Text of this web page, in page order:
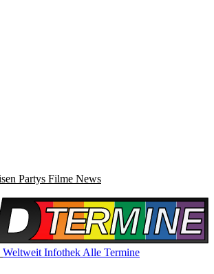
Partys Filme News
Weltweit Infothek Alle Termine